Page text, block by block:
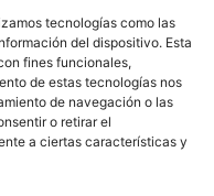
tecnologías como las
del dispositivo. Esta
fines funcionales,
de estas tecnologías nos
de navegación o las
o retirar el
a ciertas características y
aplicable a una
la informació que
del 2022 de la
del preu final de
aprovada pel Reial
d’informació no